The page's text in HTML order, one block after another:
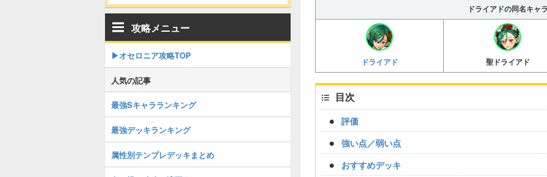
ドライアドの同名キャ
ドライアド 聖ドライアド
目次
評価
強い点／弱い点
おすすめデッキ
攻略メニュー
▶︎オセロニア攻略TOP
人気の記事
最強Sキャラランキング
最強デッキランキング
属性別テンプレデッキまとめ